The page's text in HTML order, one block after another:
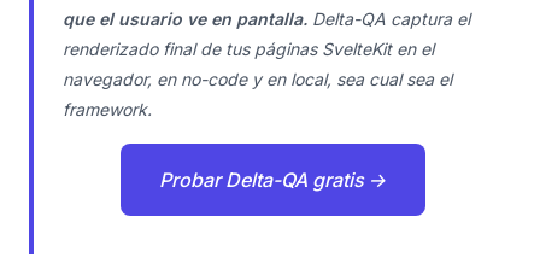
que el usuario ve en pantalla. Delta-QA captura el
renderizado final de tus páginas SvelteKit en el
navegador, en no-code y en local, sea cual sea el
framework.
Probar Delta-QA gratis →